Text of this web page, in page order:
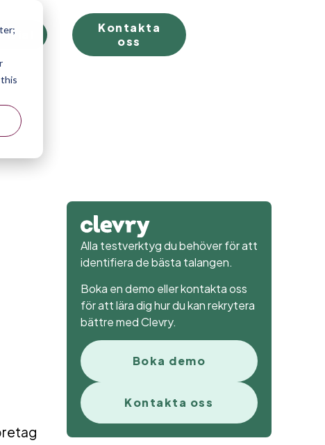
trial
Kontakta
oss
Alla testverktyg du behöver för att
identifiera de bästa talangen.
Boka en demo eller kontakta oss
för att lära dig hur du kan rekrytera
bättre med Clevry.
Boka demo
Kontakta oss